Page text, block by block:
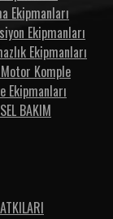
Ekipmanları
Ekipmanları
Ekipmanları
Motor Komple
Ekipmanları
BAKIM